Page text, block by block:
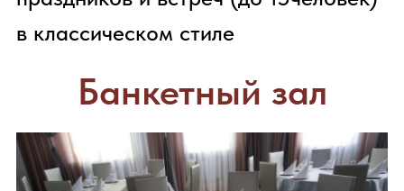
© 2026 - Все права защищены.